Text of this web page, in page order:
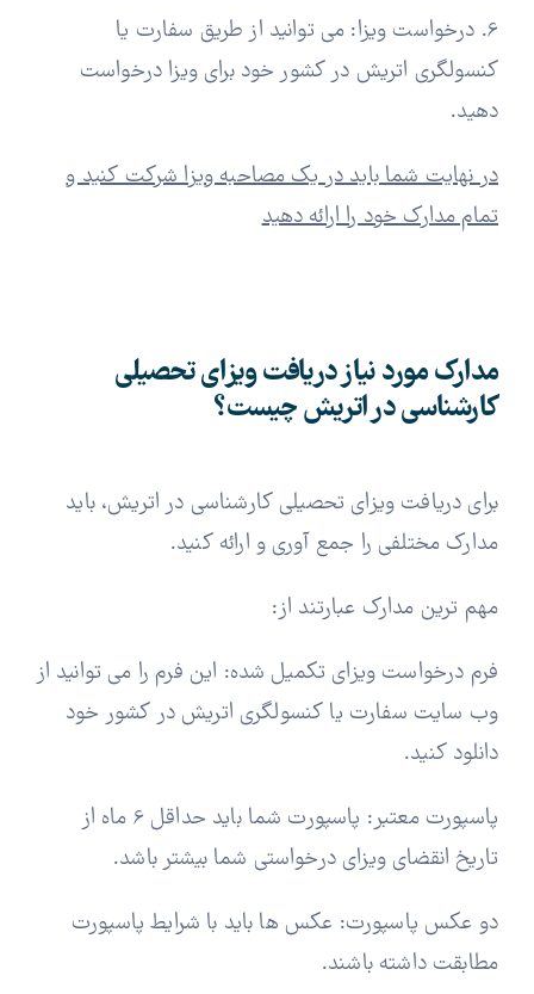
6. درخواست ویزا:
می توانید از طریق سفارت یا
کنسولگری اتریش در کشور خود برای ویزا درخواست
دهید.
در نهایت شما باید در یک مصاحبه ویزا شرکت کنید و
تمام مدارک خود را ارائه دهید
مدارک مورد نیاز دریافت ویزای تحصیلی
کارشناسی در اتریش چیست؟
برای دریافت ویزای تحصیلی کارشناسی در اتریش، باید
مدارک مختلفی را جمع آوری و ارائه کنید.
مهم ترین مدارک عبارتند از:
فرم درخواست ویزای تکمیل شده: این فرم را می توانید از
وب سایت سفارت یا کنسولگری اتریش در کشور خود
دانلود کنید.
پاسپورت معتبر: پاسپورت شما باید حداقل 6 ماه از
تاریخ انقضای ویزای درخواستی شما بیشتر باشد.
دو عکس پاسپورت: عکس ها باید با شرایط پاسپورت
مطابقت داشته باشند.